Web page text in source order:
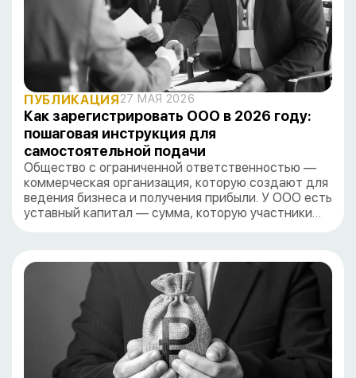
ПУБЛИКАЦИЯ27 МАЯ 2026
Как зарегистрировать ООО в 2026 году:
пошаговая инструкция для
самостоятельной подачи
Общество с ограниченной ответственностью —
коммерческая организация, которую создают для
ведения бизнеса и получения прибыли. У ООО есть
уставный капитал — сумма, которую участники…